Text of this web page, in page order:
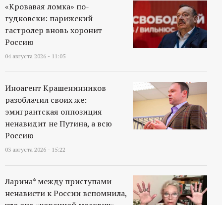
«Кровавая ломка» по-
гудковски: парижский
гастролер вновь хоронит
Россию
04 августа 2026 - 11:05
Иноагент Крашенинников
разоблачил своих же:
эмигрантская оппозиция
ненавидит не Путина, а всю
Россию
03 августа 2026 - 15:22
Ларина* между приступами
ненависти к России вспомнила,